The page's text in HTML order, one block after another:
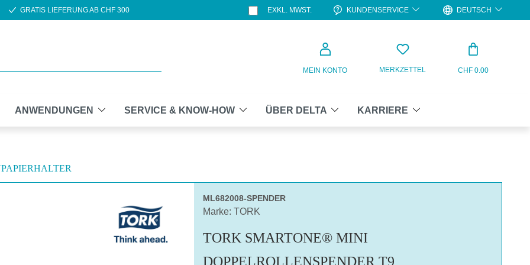
GRATIS LIEFERUNG AB CHF 300 EXKL. MWST. KUNDENSERVICE DEUTSCH
MEIN KONTO MERKZETTEL CHF 0.00
ANWENDUNGEN SERVICE & KNOW-HOW ÜBER DELTA KARRIERE
ML682008-SPENDER
Marke: TORK
TORK SMARTONE® MINI
DOPPELROLLENSPENDER T9